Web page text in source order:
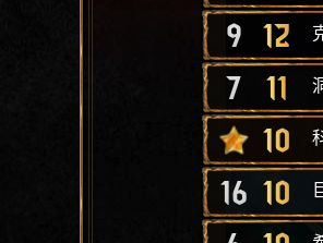
9 12
7 11
10
16 10